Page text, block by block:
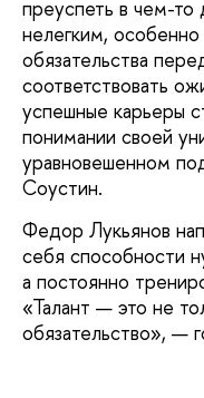
преуспеть в чем-
нелегким,
обязательства
соответствовать
успешные карьеры
понимании своей
уравновешенном
Соустин.
Федор Лукьянов
себя способности
а постоянно
«Талант — это не
обязательство», —